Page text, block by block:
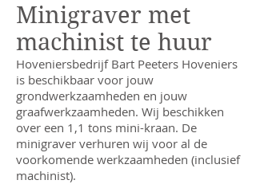
Minigraver met
machinist te huur
Hoveniersbedrijf Bart Peeters Hoveniers
is beschikbaar voor jouw
grondwerkzaamheden en jouw
graafwerkzaamheden. Wij beschikken
over een 1,1 tons mini-kraan. De
minigraver verhuren wij voor al de
voorkomende werkzaamheden (inclusief
machinist).